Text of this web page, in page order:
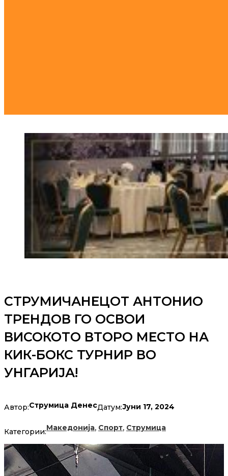
СТРУМИЧАНЕЦОТ АНТОНИО
ТРЕНДОВ ГО ОСВОИ
ВИСОКОТО ВТОРО МЕСТО НА
КИК-БОКС ТУРНИР ВО
УНГАРИЈА!
Автор:Струмица ДенесДатум:Јуни 17, 2024
Категории:Македонија, Спорт, Струмица